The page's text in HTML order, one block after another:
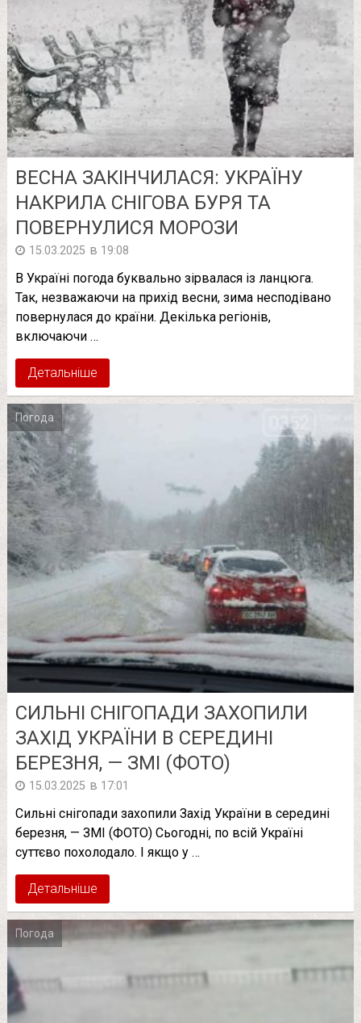
ВЕСНА ЗАКІНЧИЛАСЯ: УКРАЇНУ
НАКРИЛА СНІГОВА БУРЯ ТА
ПОВЕРНУЛИСЯ МОРОЗИ
15.03.2025 в 19:08
В Україні погода буквально зірвалася із ланцюга.
Так, незважаючи на прихід весни, зима несподівано
повернулася до країни. Декілька регіонів,
включаючи …
Детальніше
Погода
СИЛЬНІ СНІГОПАДИ ЗАХОПИЛИ
ЗАХІД УКРАЇНИ В СЕРЕДИНІ
БЕРЕЗНЯ, — ЗМІ (ФОТО)
15.03.2025 в 17:01
Сильні снігопади захопили Захід України в середині
березня, — ЗМІ (ФОТО) Сьогодні, по всій Україні
суттєво похолодало. І якщо у …
Детальніше
Погода